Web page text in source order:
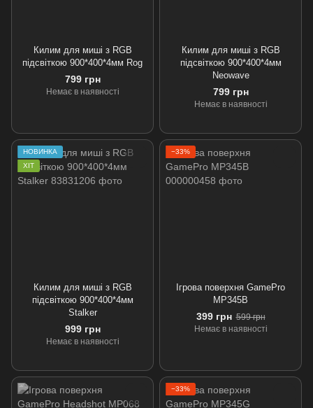
Килим для миші з RGB
підсвіткою 900*400*4мм Rog
799 грн
Немає в наявності
Килим для миші з RGB
підсвіткою 900*400*4мм
Neowave
799 грн
Немає в наявності
НОВИНКА
ХІТ
Килим для миші з RGB
підсвіткою 900*400*4мм
Stalker
999 грн
Немає в наявності
−33%
Ігрова поверхня GamePro
MP345B
399 грн 599 грн
Немає в наявності
−33%